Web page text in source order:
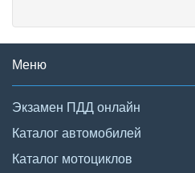
Меню
Экзамен ПДД онлайн
Каталог автомобилей
Каталог мотоциклов